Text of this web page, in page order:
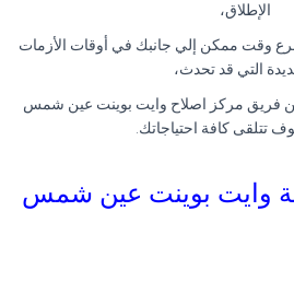
الإطلاق،
وقت ممكن إلي جانبك في أوقات الأزمات
التي قد تحدث،
فريق مركز اصلاح وايت بوينت عين شمس
تتلقى كافة احتياجاتك.
وايت بوينت عين شمس